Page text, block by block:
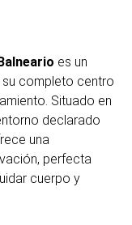
es un
completo centro
Situado en
declarado
una
perfecta
cuerpo y